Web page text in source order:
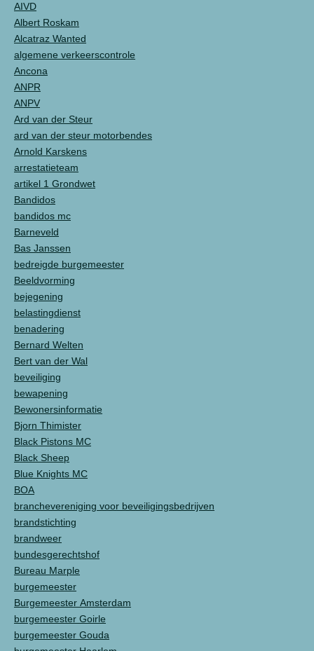
AIVD
Albert Roskam
Alcatraz Wanted
algemene verkeerscontrole
Ancona
ANPR
ANPV
Ard van der Steur
ard van der steur motorbendes
Arnold Karskens
arrestatieteam
artikel 1 Grondwet
Bandidos
bandidos mc
Barneveld
Bas Janssen
bedreigde burgemeester
Beeldvorming
bejegening
belastingdienst
benadering
Bernard Welten
Bert van der Wal
beveiliging
bewapening
Bewonersinformatie
Bjorn Thimister
Black Pistons MC
Black Sheep
Blue Knights MC
BOA
branchevereniging voor beveiligingsbedrijven
brandstichting
brandweer
bundesgerechtshof
Bureau Marple
burgemeester
Burgemeester Amsterdam
burgemeester Goirle
burgemeester Gouda